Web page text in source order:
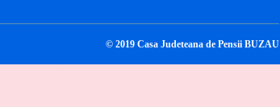
© 2019 Casa Judeteana de Pensii BUZAU